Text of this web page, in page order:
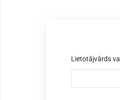
Lietotājvārds